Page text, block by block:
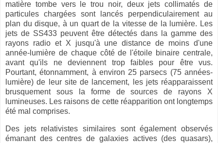
matière tombe vers le trou noir, deux jets collimatés de
particules chargées sont lancés perpendiculairement au
plan du disque, à un quart de la vitesse de la lumière. Les
jets de SS433 peuvent être détectés dans la gamme des
rayons radio et X jusqu'à une distance de moins d'une
année-lumière de chaque côté de l'étoile binaire centrale,
avant qu'ils ne deviennent trop faibles pour être vus.
Pourtant, étonnamment, à environ 25 parsecs (75 années-
lumière) de leur site de lancement, les jets réapparaissent
brusquement sous la forme de sources de rayons X
lumineuses. Les raisons de cette réapparition ont longtemps
été mal comprises.
Des jets relativistes similaires sont également observés
émanant des centres de galaxies actives (des quasars),